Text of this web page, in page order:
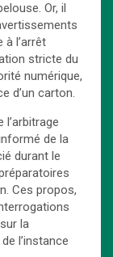
Or, il
à l’arrêt
stricte du
numérique,
d’un carton.
de la
durant le
Ces propos,
la
l’instance